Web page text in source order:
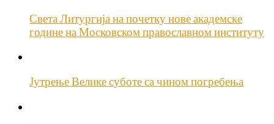
Света Литургија на почетку нове академске
године на Московском православном институту
Јутрење Велике суботе са чином погребења